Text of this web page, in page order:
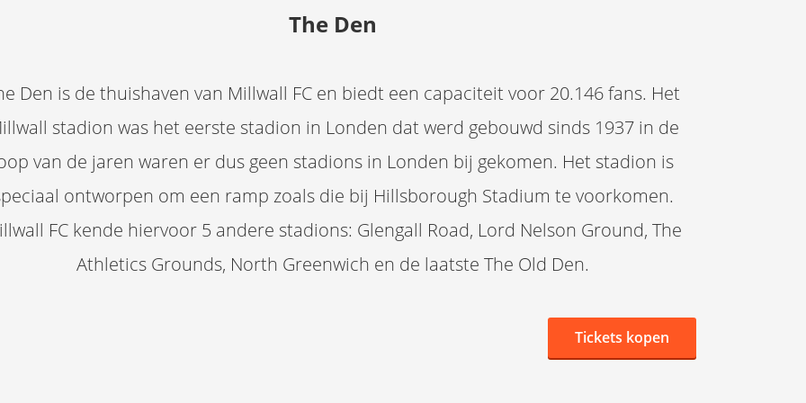
The Den
Den is de thuishaven van Millwall FC en biedt een capaciteit voor 20.146 fans. Het
stadion was het eerste stadion in Londen dat werd gebouwd sinds 1937 in de
van de jaren waren er dus geen stadions in Londen bij gekomen. Het stadion is
ontworpen om een ramp zoals die bij Hillsborough Stadium te voorkomen.
FC kende hiervoor 5 andere stadions: Glengall Road, Lord Nelson Ground, The
Athletics Grounds, North Greenwich en de laatste The Old Den.
Tickets kopen